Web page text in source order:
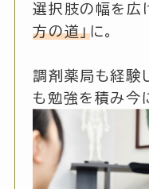
選択肢の幅を広
方の道」に。
調剤薬局も経験
も勉強を積み今